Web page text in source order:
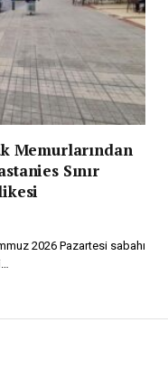
Memurlarından
Sınır
2026 Pazartesi sabahı